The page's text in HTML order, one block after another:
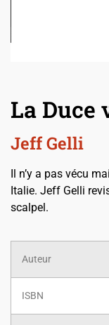
La Duce
Jeff Gelli
Il n’y a pas vécu
Italie. Jeff Gelli
scalpel.
Auteur
ISBN